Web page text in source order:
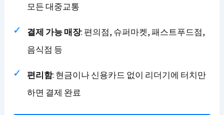
모든 대중교통
결제 가능 매장: 편의점, 슈퍼마켓, 패스트푸드점,
음식점 등
편리함: 현금이나 신용카드 없이 리더기에 터치만
하면 결제 완료